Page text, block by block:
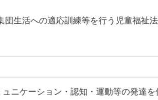
生活への適応訓練等を行う児童福祉法
ニケーション・認知・運動等の発達